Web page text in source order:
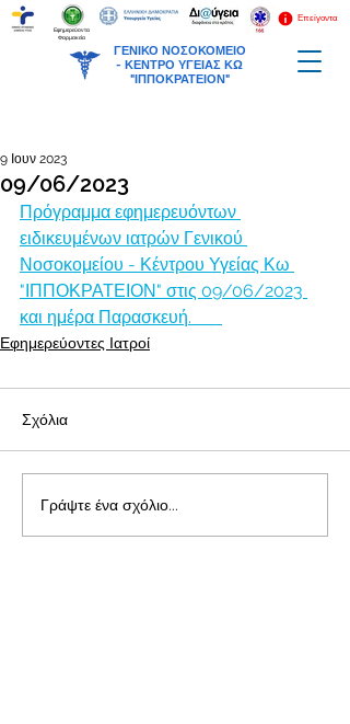
ΓΕΝΙΚΟ ΝΟΣΟΚΟΜΕΙΟ
- ΚΕΝΤΡΟ ΥΓΕΙΑΣ ΚΩ
"ΙΠΠΟΚΡΑΤΕΙΟΝ"
Επείγοντα
Εφημερεύοντα
Φαρμακεία
09/06/2023
9 Ιουν 2023
Πρόγραμμα εφημερευόντων
ειδικευμένων ιατρών Γενικού
Νοσοκομείου - Κέντρου Υγείας Κω
"ΙΠΠΟΚΡΑΤΕΙΟΝ" στις 09/06/2023
και ημέρα Παρασκευή.
Εφημερεύοντες Ιατροί
Σχόλια
Γράψτε ένα σχόλιο...